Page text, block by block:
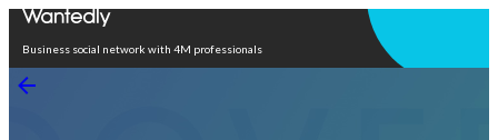
Business social network with 4M professionals